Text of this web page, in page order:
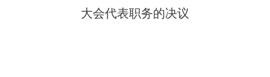
大会代表职务的决议